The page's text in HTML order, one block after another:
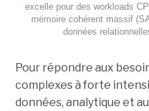
excelle pour des workloads
mémoire cohérent massif
données
Pour répondre aux
complexes à forte
données, analytique et